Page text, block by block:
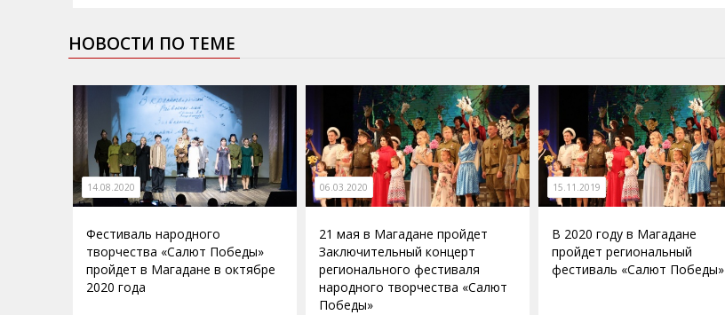
НОВОСТИ ПО ТЕМЕ
14.08.2020
Фестиваль народного
творчества «Салют Победы»
пройдет в Магадане в октябре
2020 года
06.03.2020
21 мая в Магадане пройдет
Заключительный концерт
регионального фестиваля
народного творчества «Салют
Победы»
15.11.2019
В 2020 году в Магадане
пройдет региональный
фестиваль «Салют Победы»